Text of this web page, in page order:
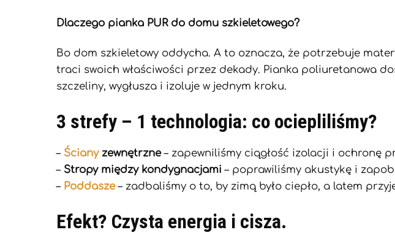
Dlaczego pianka PUR do domu szkieletowego?
Bo dom szkieletowy oddycha. A to oznacza, że potrzebuje
traci swoich właściwości przez dekady. Pianka poliuretanowa
szczeliny, wygłusza i izoluje w jednym kroku.
3 strefy – 1 technologia: co ociepliliśmy?
– Ścianyzewnętrzne– zapewniliśmy ciągłość izolacji i ochronę
– Stropy między kondygnacjami – poprawiliśmy akustykę i
– Poddasze– zadbaliśmy o to, by zimą było ciepło, a latem
Efekt? Czysta energia i cisza.